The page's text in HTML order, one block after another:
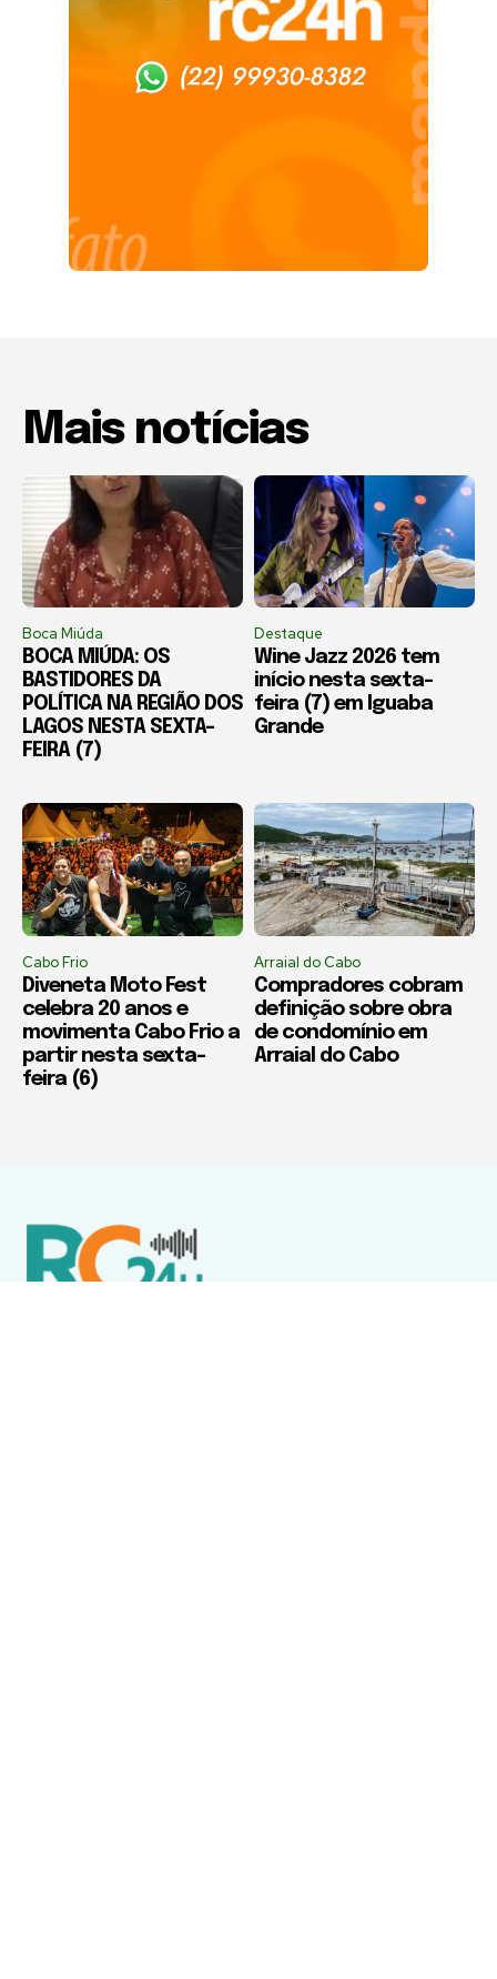
Mais notícias
Boca Miúda
BOCA MIÚDA: OS
BASTIDORES DA
POLÍTICA NA REGIÃO DOS
LAGOS NESTA SEXTA-
FEIRA (7)
Destaque
Wine Jazz 2026 tem
início nesta sexta-
feira (7) em Iguaba
Grande
Cabo Frio
Diveneta Moto Fest
celebra 20 anos e
movimenta Cabo Frio a
partir nesta sexta-
feira (6)
Arraial do Cabo
Compradores cobram
definição sobre obra
de condomínio em
Arraial do Cabo